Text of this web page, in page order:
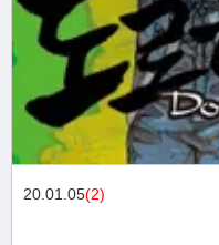
20.01.05(2)